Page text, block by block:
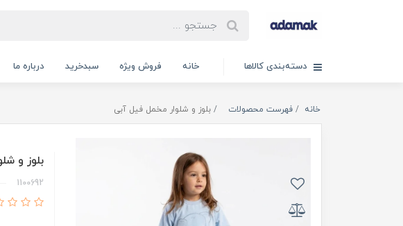
دسته‌بندی کالاها خانه فروش ویژه سبدخرید درباره ما
خانه فهرست محصولات بلوز و شلوار مخمل فیل آبی
بلوز و
1100692